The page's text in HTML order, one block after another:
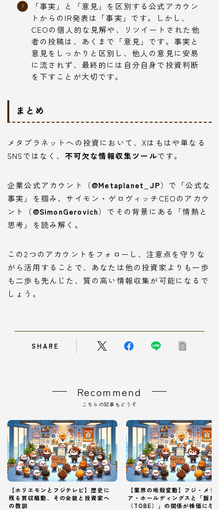
「事実」と「意見」を区別する公式アカウン
トからのIR発表は「事実」です。しかし、
CEOの個人的な見解や、リツイートされた他
者の投稿は、あくまで「意見」です。事実と
意見をしっかりと区別し、他人の意見に安易
に流されず、最終的には自分自身で投資判断
を下すことが大切です。
まとめ
メタプラネットへの投資において、Xはもはや単なる
SNSではなく、 不可欠な情報収集ツールです。
企業公式アカウント（@Metaplanet_JP）で「公式な
事実」を掴み、サイモン・ゲロヴィッチCEOのアカウ
ント（@SimonGerovich）でその背景にある「情熱と
思考」を読み解く。
この2つのアカウントをフォローし、注意点を守りな
がら活用することで、あなたは他の投資家よりも一歩
も二歩も先んじた、質の高い情報収集が可能になるで
しょう。
SHARE
Recommend
こちらの記事もどうぞ
【ホリエモンとフジテレビ】歴史に
残る買収騒動、その全貌と投資家へ
の教訓
【業界の地殻変動】フジ・メデ
ア・ホールディングスと「飯島
（TOBE）」の関係が株価に与